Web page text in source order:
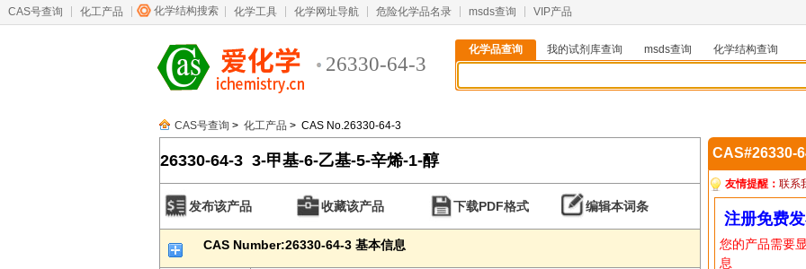
CAS号查询 化工产品 化学结构搜索 化学工具 化学网址导航 危险化学品名录 msds查询 VIP产品
26330-64-3
化学品查询 我的试剂库查询 msds查询
化学结构查询
CAS号查询 > 化工产品 > CAS No.26330-64-3
26330-64-3 3-甲基-6-乙基-5-辛烯-1-醇
发布该产品 收藏该产品 下载PDF格式 编辑本词条
CAS Number:26330-64-3 基本信息
CAS#26330-
友情提醒： 联系
注册免费
您的产品需要
息